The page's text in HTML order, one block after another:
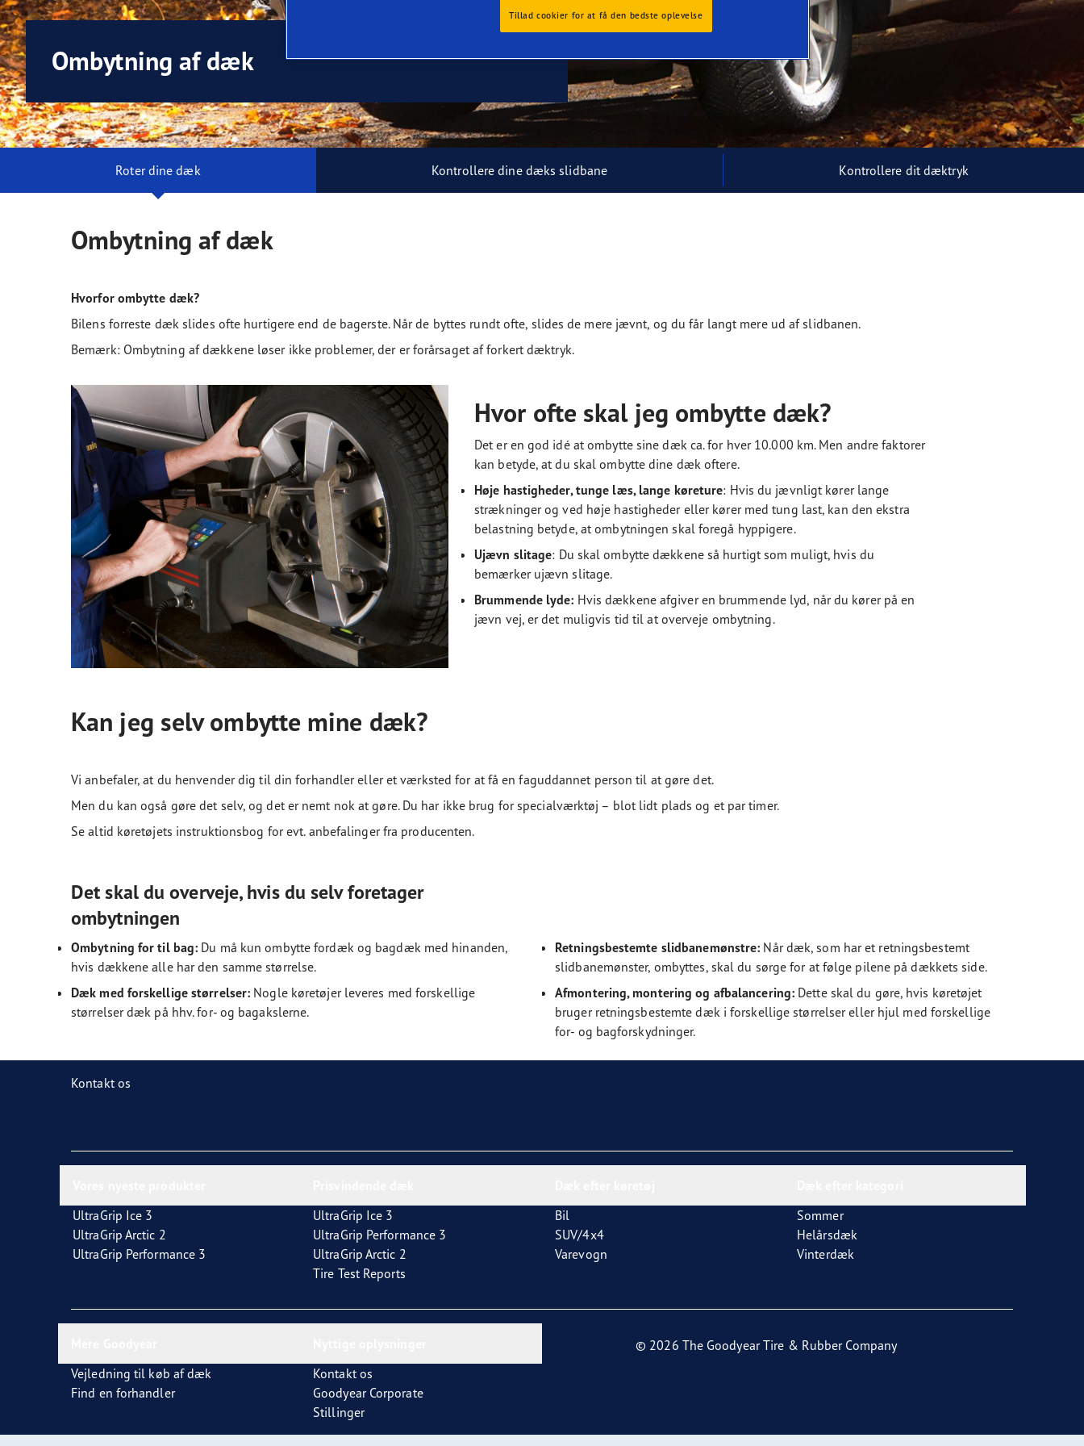
Ordliste for dæk
Goodyear RACING
Ombytning af dæk
Roter dine dæk Kontrollere dine dæks slidbane Kontrollere dit dæktryk
Ombytning af dæk
Hvorfor ombytte dæk?
Bilens forreste dæk slides ofte hurtigere end de bagerste. Når de byttes rundt ofte, slides de mere jævnt, og du får langt mere ud af slidbanen.
Bemærk: Ombytning af dækkene løser ikke problemer, der er forårsaget af forkert dæktryk.
Hvor ofte skal jeg ombytte dæk?
Det er en god idé at ombytte sine dæk ca. for hver 10.000 km. Men andre faktorer
kan betyde, at du skal ombytte dine dæk oftere.
Høje hastigheder, tunge læs, lange køreture: Hvis du jævnligt kører lange
strækninger og ved høje hastigheder eller kører med tung last, kan den ekstra
belastning betyde, at ombytningen skal foregå hyppigere.
Ujævn slitage: Du skal ombytte dækkene så hurtigt som muligt, hvis du
bemærker ujævn slitage.
Brummende lyde: Hvis dækkene afgiver en brummende lyd, når du kører på en
jævn vej, er det muligvis tid til at overveje ombytning.
Kan jeg selv ombytte mine dæk?
Vi anbefaler, at du henvender dig til din forhandler eller et værksted for at få en faguddannet person til at gøre det.
Men du kan også gøre det selv, og det er nemt nok at gøre. Du har ikke brug for specialværktøj – blot lidt plads og et par timer.
Se altid køretøjets instruktionsbog for evt. anbefalinger fra producenten.
Det skal du overveje, hvis du selv foretager
ombytningen
Ombytning for til bag: Du må kun ombytte fordæk og bagdæk med hinanden,
hvis dækkene alle har den samme størrelse.
Dæk med forskellige størrelser: Nogle køretøjer leveres med forskellige
størrelser dæk på hhv. for- og bagakslerne.
Retningsbestemte slidbanemønstre: Når dæk, som har et retningsbestemt
slidbanemønster, ombyttes, skal du sørge for at følge pilene på dækkets side.
Afmontering, montering og afbalancering: Dette skal du gøre, hvis køretøjet
bruger retningsbestemte dæk i forskellige størrelser eller hjul med forskellige
for- og bagforskydninger.
Kontakt os
UltraGrip Ice 3
UltraGrip Arctic 2
UltraGrip Performance 3
UltraGrip Ice 3
UltraGrip Performance 3
UltraGrip Arctic 2
Tire Test Reports
Bil
SUV/4x4
Varevogn
Sommer
Helårsdæk
Vinterdæk
Vejledning til køb af dæk
Find en forhandler
Kontakt os
Goodyear Corporate
Stillinger
© 2026 The Goodyear Tire & Rubber Company
Tillad cookier for at få den bedste oplevelse